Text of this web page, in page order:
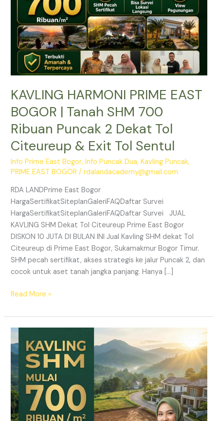
KAVLING HARMONI PRIME EAST
BOGOR | Tanah SHM 700
Ribuan Puncak 2 Dekat Tol
Citeureup & Exit Tol Sentul
Info Prime East Bogor,Info Puncak Dua,Kavling Puncak,
PRIME EAST BOGOR /rdalandacademy@gmail.com
RDA LANDPrime East Bogor
HargaSertifikatSiteplanGaleriFAQDaftar Survei
HargaSertifikatSiteplanGaleriFAQDaftar Survei JUAL
KAVLING SHM Dekat Tol Citeureup Prime East Bogor
DISKON 10 JUTA DI BULAN INI Jual Kavling SHM dekat Tol
Citeureup di Prime East Bogor, Sukamakmur Bogor Timur.
SHM pecah sertifikat, akses strategis ke jalur Puncak 2, dan
cocok untuk aset tanah jangka panjang. Hanya […]
700
Ribuan
Puncak
Dekat
Citeureup
Exit
Tol
Read More »
HARMONI
PRIME
EAST
BOGOR
–
KAVLING
SHM
LEGAL